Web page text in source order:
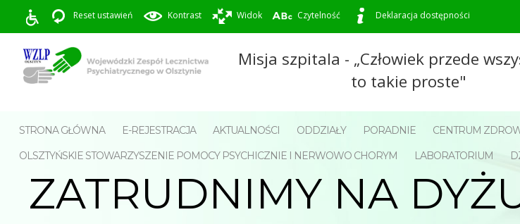
Reset ustawień Kontrast Widok Czytelność Deklaracja dostępności
Misja szpitala - „Człowiek przede
to takie proste"
STRONA GŁÓWNA E-REJESTRACJA AKTUALNOŚCI ODDZIAŁY PORADNIE CENTRUM
OLSZTYŃSKIE STOWARZYSZENIE POMOCY PSYCHICZNIE I NERWOWO CHORYM
LABORATORIUM
ZATRUDNIMY NA